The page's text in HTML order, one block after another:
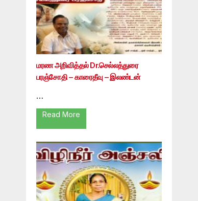
மரண அறிவித்தல் Dr.செல்லத்துரை
பரஞ்சோதி – காரைதீவு – இலண்டன்
…
Read More